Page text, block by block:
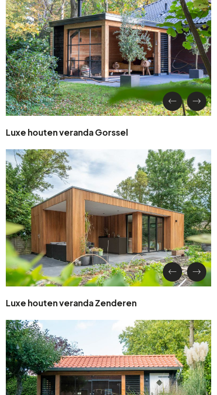
Luxe houten veranda Gorssel
Luxe houten veranda Zenderen